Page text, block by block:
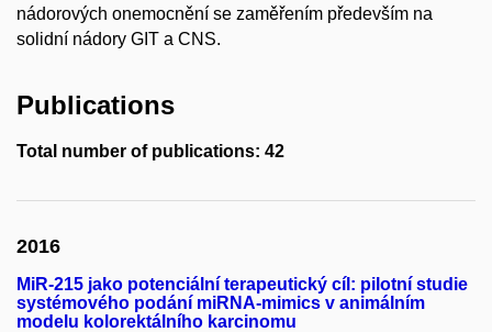
nádorových onemocnění se zaměřením především na
solidní nádory GIT a CNS.
Publications
Total number of publications: 42
2016
MiR-215 jako potenciální terapeutický cíl: pilotní studie
systémového podání miRNA-mimics v animálním
modelu kolorektálního karcinomu